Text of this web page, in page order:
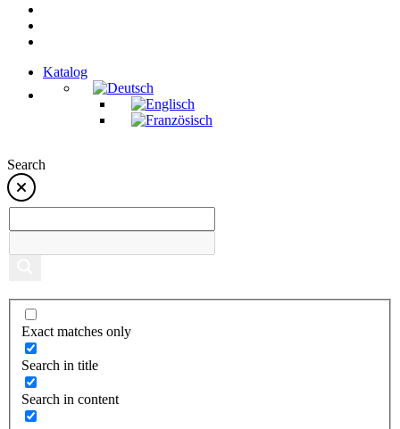
Katalog
Search
Exact matches only
Search in title
Search in content